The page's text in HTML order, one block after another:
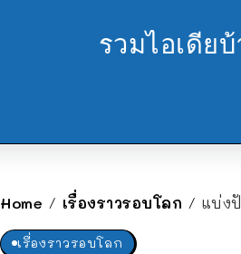
รวมไอเดีย
Home / เรื่องราวรอบโลก / แบ่ง
เรื่องราวรอบโลก